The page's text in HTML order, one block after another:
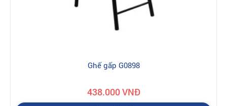
Ghế gấp G0898
438.000 VNĐ